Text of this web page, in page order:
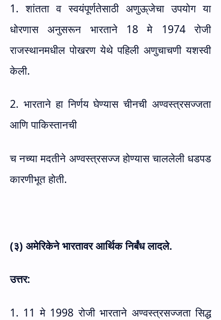
1. शांतता व स्वयंपूर्णतेसाठी अणुऊ्जेचा उपयोग या
धोरणास अनुसरून भारताने 18 मे 1974 रोजी
राजस्थानमधील पोखरण येथे पहिली अणुचाचणी यशस्वी
केली.
2. भारताने हा निर्णय घेण्यास चीनची अण्वस्त्रसज्जता
आणि पाकिस्तानची
च नच्या मदतीने अण्वस्त्रसज्ज होण्यास चाललेली धडपड
कारणीभूत होती.
(३) अमेरिकेने भारतावर आर्थिक निर्बंध लादले.
उत्तर:
1. 11 मे 1998 रोजी भारताने अण्वस्त्रसज्जता सिद्ध